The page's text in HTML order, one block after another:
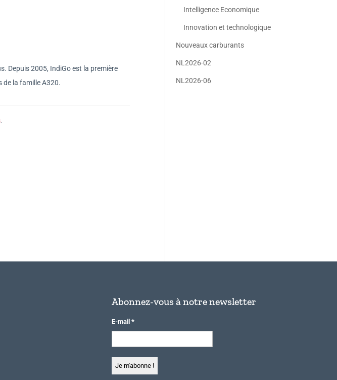
Depuis 2005, IndiGo est la première
de la famille A320.
.
Intelligence Economique
Innovation et technologique
Nouveaux carburants
NL2026-02
NL2026-06
Abonnez-vous à notre newsletter
E-mail *